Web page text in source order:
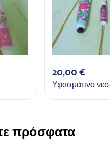
20,00€
Υφασμάτινο
πρόσφατα